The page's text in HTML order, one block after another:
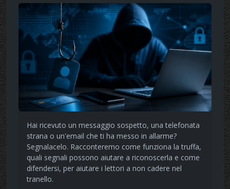
Hai ricevuto un messaggio sospetto, una telefonata
strana o un'email che ti ha messo in allarme?
Segnalacelo. Racconteremo come funziona la truffa,
quali segnali possono aiutare a riconoscerla e come
difendersi, per aiutare i lettori a non cadere nel
tranello.